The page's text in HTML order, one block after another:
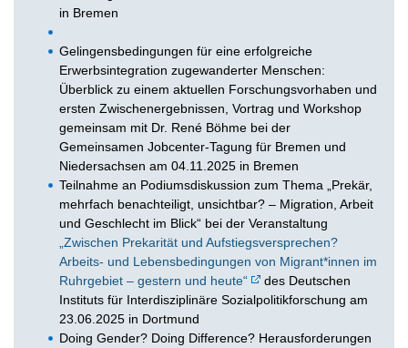
in Bremen
Gelingensbedingungen für eine erfolgreiche
Erwerbsintegration zugewanderter Menschen:
Überblick zu einem aktuellen Forschungsvorhaben und
ersten Zwischenergebnissen, Vortrag und Workshop
gemeinsam mit Dr. René Böhme bei der
Gemeinsamen Jobcenter-Tagung für Bremen und
Niedersachsen am 04.11.2025 in Bremen
Teilnahme an Podiumsdiskussion zum Thema „Prekär,
mehrfach benachteiligt, unsichtbar? – Migration, Arbeit
und Geschlecht im Blick“ bei der Veranstaltung
„Zwischen Prekarität und Aufstiegsversprechen?
Arbeits- und Lebensbedingungen von Migrant*innen im
Ruhrgebiet – gestern und heute“
des Deutschen
Instituts für Interdisziplinäre Sozialpolitikforschung am
23.06.2025 in Dortmund
Doing Gender? Doing Difference? Herausforderungen